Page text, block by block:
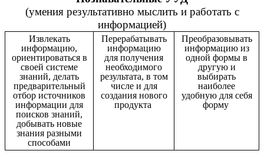
(умения результативно мыслить и работать с
информацией)
Извлекать
информацию,
ориентироваться в
своей системе
знаний, делать
предварительный
отбор источников
информации для
поисков знаний,
добывать новые
знания разными
способами
Перерабатывать
информацию
для получения
необходимого
результата, в том
числе и для
создания нового
продукта
Преобразовывать
информацию из
одной формы в
другую и
выбирать
наиболее
удобную для себя
форму